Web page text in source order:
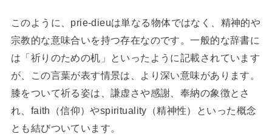
このように、prie-dieuは単なる物体ではなく、精神的や
宗教的な意味合いを持つ存在なのです。一般的な辞書に
は「祈りのための机」といったように記載されています
が、この言葉が表す情景は、より深い意味があります。
膝をついて祈る姿は、謙虚さや感謝、奉納の象徴とさ
れ、faith（信仰）やspirituality（精神性）といった概念
とも結びついています。